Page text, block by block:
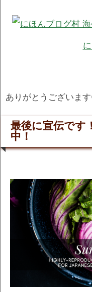
ありがとうございま
最後に宣伝です
中！